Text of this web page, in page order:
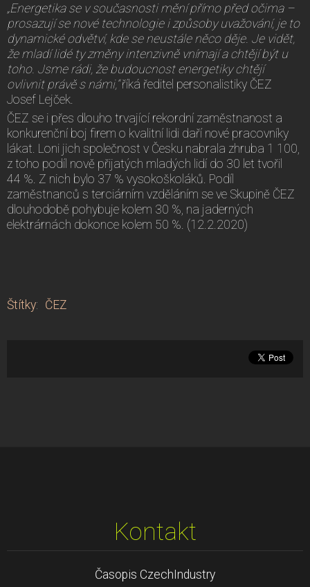
„Energetika se v současnosti mění přímo před očima –
prosazují se nové technologie i způsoby uvažování, je to
dynamické odvětví, kde se neustále něco děje. Je vidět,
že mladí lidé ty změny intenzivně vnímají a chtějí být u
toho. Jsme rádi, že budoucnost energetiky chtějí
ovlivnit právě s námi,“říká ředitel personalistiky ČEZ
Josef Lejček.
ČEZ se i přes dlouho trvající rekordní zaměstnanost a
konkurenční boj firem o kvalitní lidi daří nové pracovníky
lákat. Loni jich společnost v Česku nabrala zhruba 1 100,
z toho podíl nově přijatých mladých lidí do 30 let tvořil
44 %. Z nich bylo 37 % vysokoškoláků. Podíl
zaměstnanců s terciárním vzděláním se ve Skupině ČEZ
dlouhodobě pohybuje kolem 30 %, na jaderných
elektrárnách dokonce kolem 50 %. (12.2.2020)
Štítky: ČEZ
Kontakt
Časopis CzechIndustry